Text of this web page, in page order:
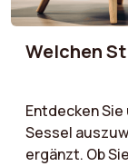
Welchen
Entdecken
Sessel
ergänzt. Ob